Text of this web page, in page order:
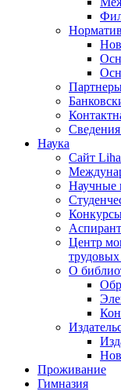
Наука
Сайт
Научные
Центр
О
Проживание
Гимназия